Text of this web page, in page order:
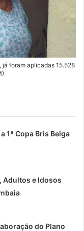
foram aplicadas 15.528
1ª Copa Bris Belga
Adultos e Idosos
do Plano